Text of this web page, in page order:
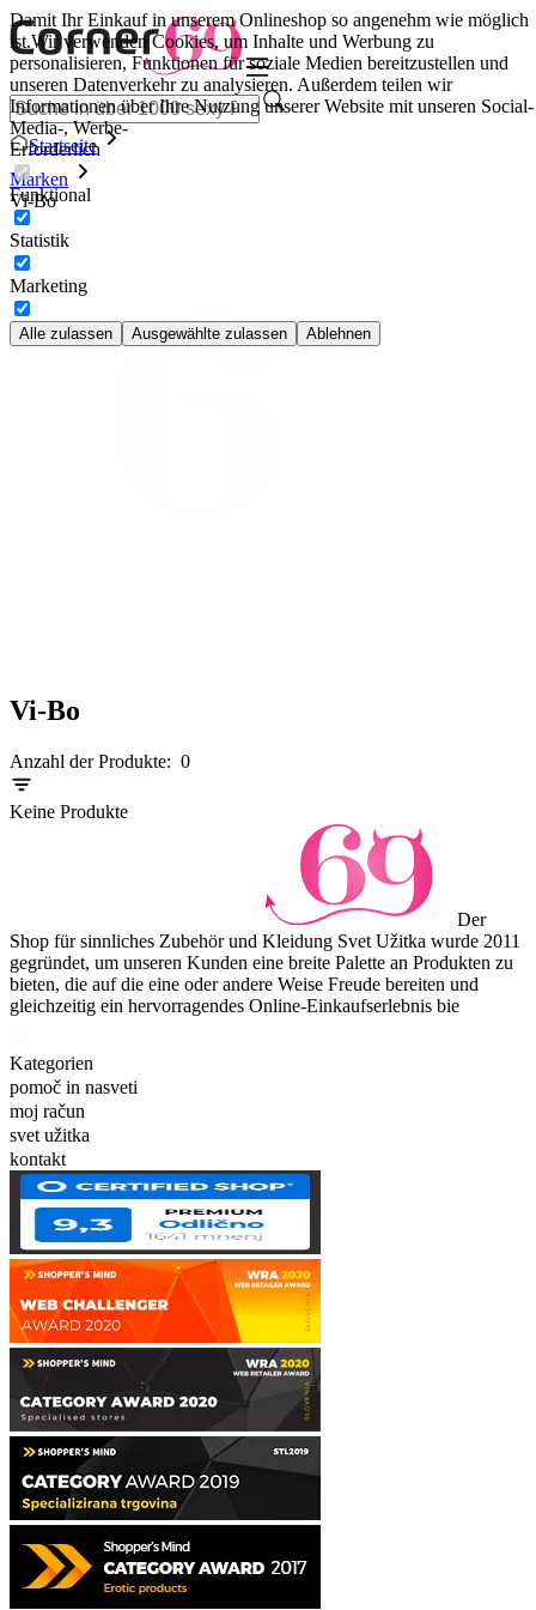
Damit Ihr Einkauf in unserem Onlineshop so angenehm wie möglich
ist.Wir verwenden Cookies, um Inhalte und Werbung zu
personalisieren, Funktionen für soziale Medien bereitzustellen und
unseren Datenverkehr zu analysieren. Außerdem teilen wir
Informationen über Ihre Nutzung unserer Website mit unseren Social-
Media-, Werbe-
Erforderlich
Funktional
Statistik
Marketing
Alle zulassen Ausgewählte zulassen Ablehnen
Startseite
Marken
Vi-Bo
Vi-Bo
Anzahl der Produkte: 0
Keine Produkte
Der
Shop für sinnliches Zubehör und Kleidung Svet Užitka wurde 2011
gegründet, um unseren Kunden eine breite Palette an Produkten zu
bieten, die auf die eine oder andere Weise Freude bereiten und
gleichzeitig ein hervorragendes Online-Einkaufserlebnis bie
Kategorien
pomoč in nasveti
moj račun
svet užitka
kontakt